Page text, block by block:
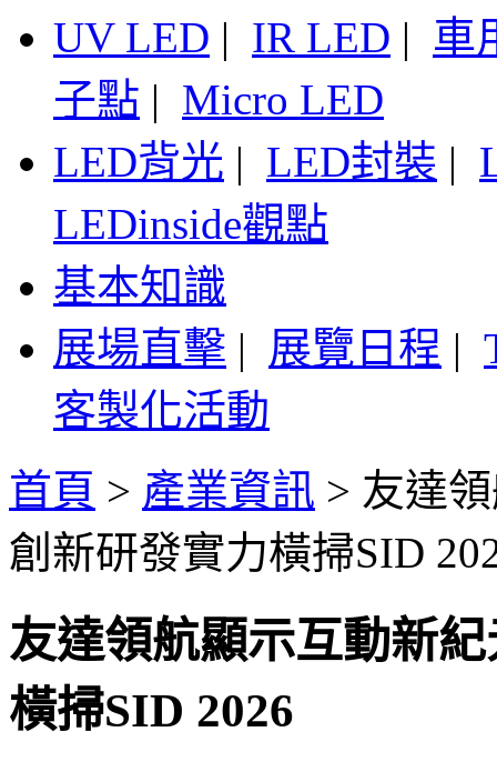
UV LED | IR LED | 車
子點 | Micro LED
LED背光 | LED封裝 |
LEDinside觀點
基本知識
展場直擊 | 展覽日程 |
客製化活動
首頁 > 產業資訊 > 友達
創新研發實力橫掃SID
友達領航顯示互動新
橫掃SID 2026